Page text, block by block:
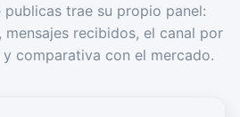
publicas trae su propio panel:
recibidos, el canal por
comparativa con el mercado.